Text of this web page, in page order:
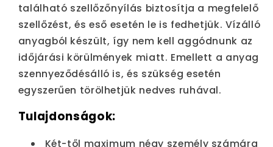
található szellőzőnyílás biztosítja a megfelelő
szellőzést, és eső esetén le is fedhetjük. Vízálló
anyagból készült, így nem kell aggódnunk az
időjárási körülmények miatt. Emellett a anyag
szennyeződésálló is, és szükség esetén
egyszerűen törölhetjük nedves ruhával.
Tulajdonságok:
Két-től maximum négy személy számára